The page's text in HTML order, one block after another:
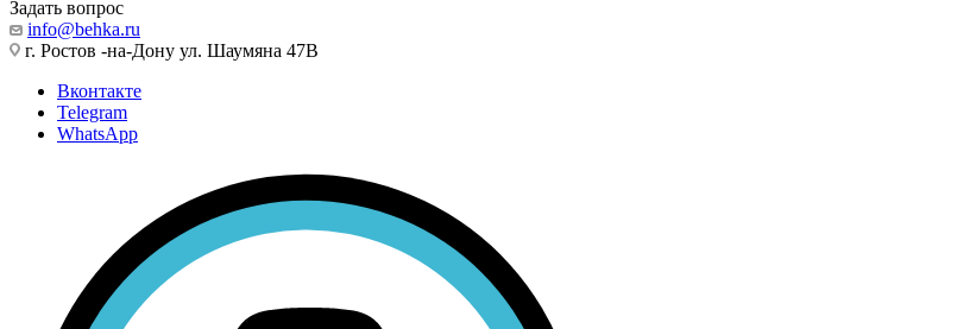
Задать вопрос
info@behka.ru
г. Ростов -на-Дону ул. Шаумяна 47В
Вконтакте
Telegram
WhatsApp